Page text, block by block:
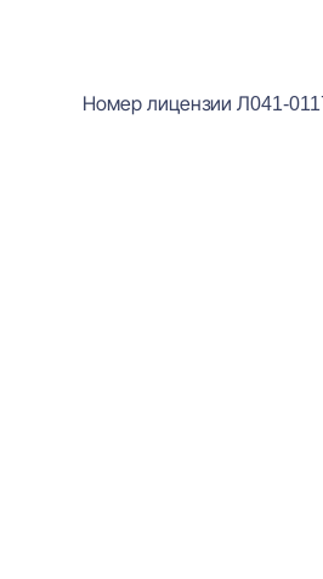
Номер лицензии Л041-